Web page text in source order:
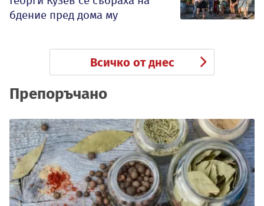
бдение пред дома му
Всичко от днес
Препоръчано